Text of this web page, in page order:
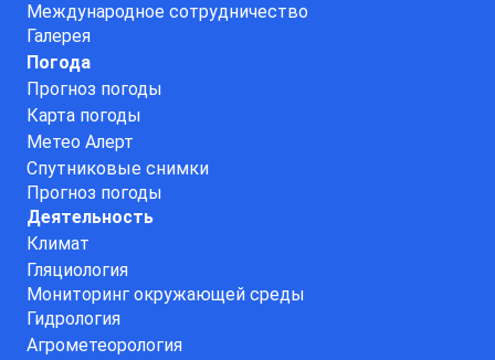
Международное сотрудничество
Галерея
Погода
Прогноз погоды
Карта погоды
Метео Алерт
Спутниковые снимки
Прогноз погоды
Деятельность
Климат
Гляциология
Мониторинг окружающей среды
Гидрология
Агрометеорология